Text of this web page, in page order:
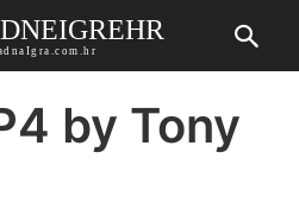
by Tony